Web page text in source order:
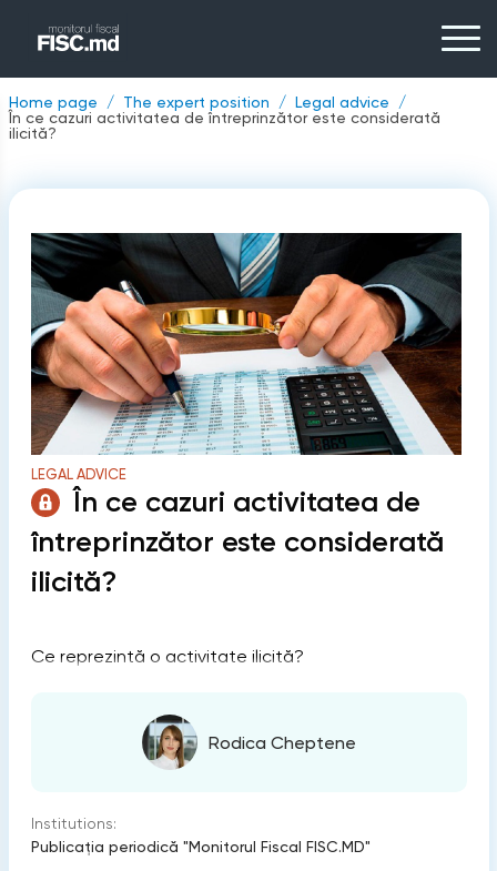
Home page The expert position
Legal advice
În ce cazuri activitatea de întreprinzător este considerată
ilicită?
LEGAL ADVICE
În ce cazuri activitatea de
întreprinzător este considerată
ilicită?
Ce reprezintă o activitate ilicită?
Rodica Cheptene
Institutions:
Publicaţia periodică "Monitorul Fiscal FISC.MD"